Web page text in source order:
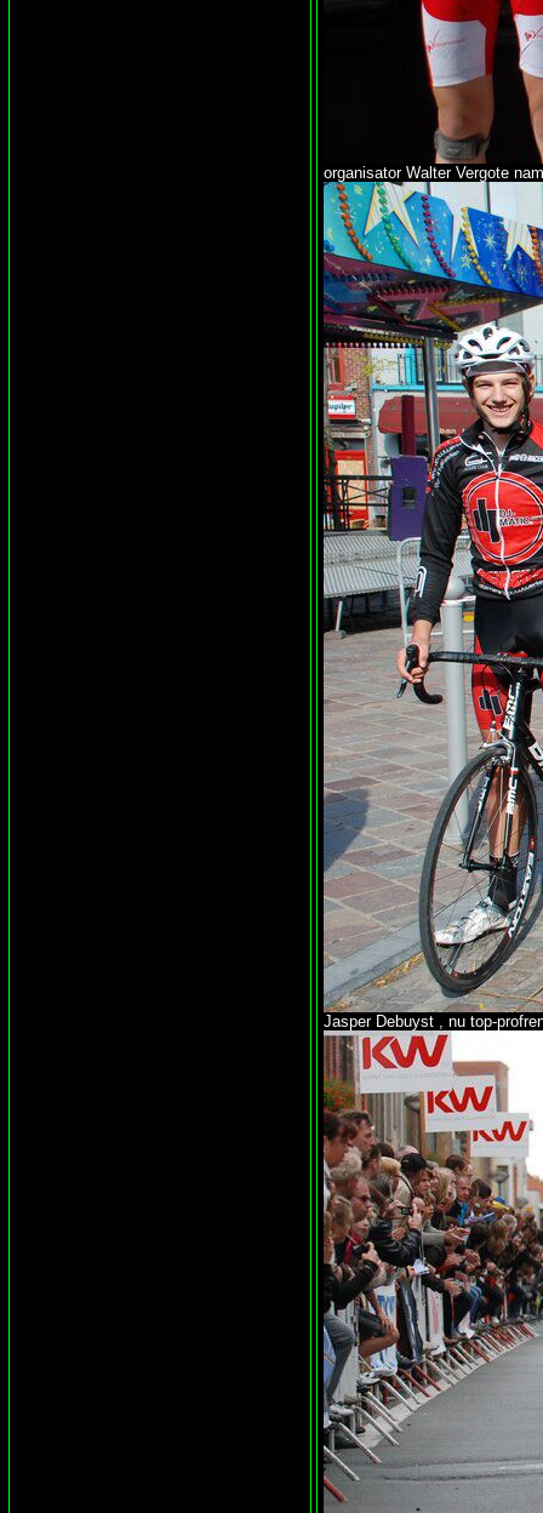
organisator Walter Vergote
Jasper Debuyst , nu top-